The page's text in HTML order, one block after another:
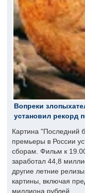
Вопреки
установил рекорд
Картина "Последний
премьеры в России
сборам. Фильм к
заработал 44,8
другие летние
картины, включая
миллиона рублей.